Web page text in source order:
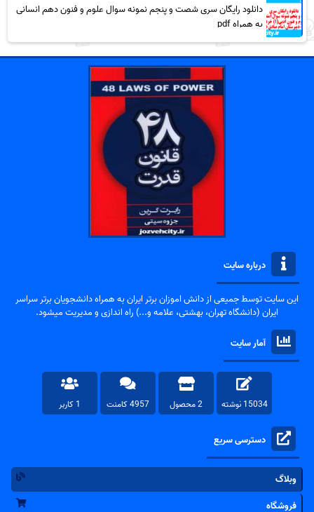
دانلود رایگان سری شصت و پنجم نمونه سوال علوم و فنون دهم انسانی
به همراه pdf
درباره سایت
این سایت توسط جمیعی از دانش اموزان برتر ایران به همراه دانشجویان برتر سراسر
ایران (دانشگاه تهران، بهشتی، علامه و...) راه اندازی و مدیریت میشود.
آمار سایت
15034 نوشته 2 محصول 4957 کامنت 1 کاربر
دسترسی سریع
وبلاگ
فروشگاه